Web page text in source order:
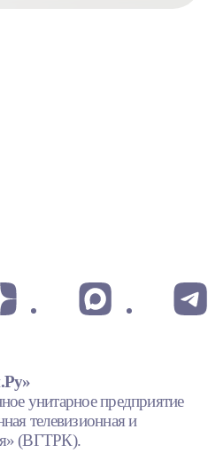
унитарное предприятие
телевизионная и
(ВГТРК).